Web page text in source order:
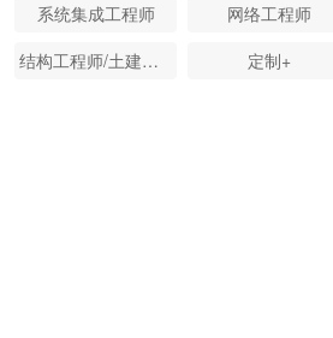
系统集成工程师
网络工程师
结构工程师/土建工程师
定制+